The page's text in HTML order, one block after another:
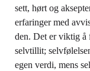
sett, hørt og
erfaringer med
den. Det er viktig å
selvtillit;
egen verdi, mens